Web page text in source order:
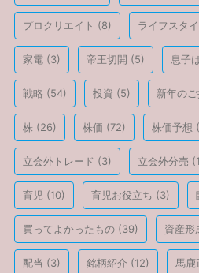
プロクリエイト (8) ライフスタ
家電 (3) 帝王切開 (5) 息子
戦略 (54) 投資 (5) 新年の
株 (26) 株価 (72) 株価予想
立会外トレード (3) 立会外分売
育児 (10) 育児お役立ち (3)
買ってよかったもの (39) 資産形
配当 (3) 銘柄紹介 (12) 馬鹿